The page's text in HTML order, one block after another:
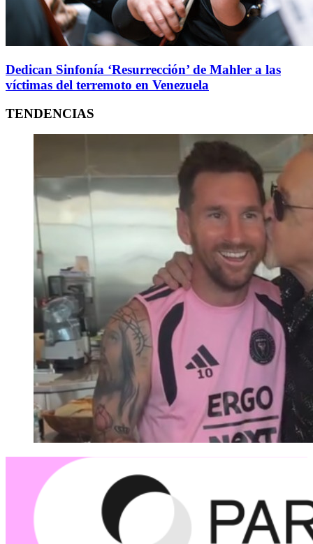
Dedican Sinfonía ‘Resurrección’ de Mahler a las
víctimas del terremoto en Venezuela
TENDENCIAS